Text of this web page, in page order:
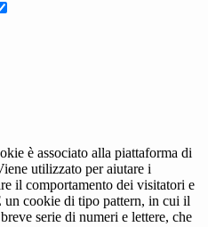
è associato alla piattaforma di
utilizzato per aiutare i
il comportamento dei visitatori e
un cookie di tipo pattern, in cui il
serie di numeri e lettere, che